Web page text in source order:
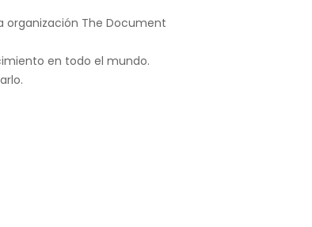
organización The Document
en todo el mundo.